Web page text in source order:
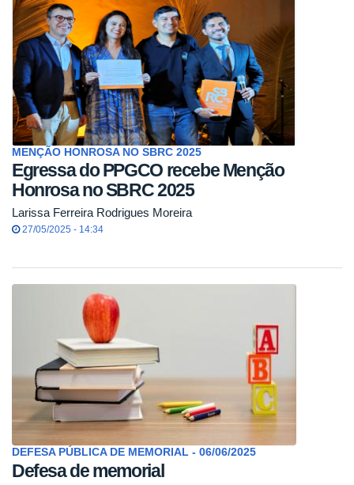
MENÇÃO HONROSA NO SBRC 2025
Egressa do PPGCO recebe Menção
Honrosa no SBRC 2025
Larissa Ferreira Rodrigues Moreira
27/05/2025 - 14:34
DEFESA PÚBLICA DE MEMORIAL - 06/06/2025
Defesa de memorial